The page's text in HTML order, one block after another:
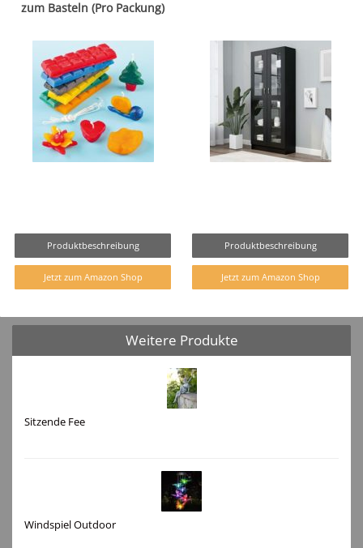
zum Basteln (Pro Packung)
Produktbeschreibung
Jetzt zum Amazon Shop
Produktbeschreibung
Jetzt zum Amazon Shop
Weitere Produkte
Sitzende Fee
Windspiel Outdoor